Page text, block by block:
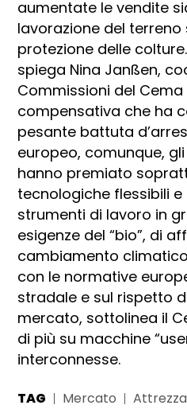
aumentate le vendite
lavorazione del terreno
protezione delle
spiega Nina Janßen,
Commissioni del
compensativa che ha
pesante battuta
europeo, comunque,
hanno premiato
tecnologiche flessibili e
strumenti di lavoro in
esigenze del “bio”, di
cambiamento
con le normative
stradale e sul rispetto
mercato, sottolinea il
di più su macchine
interconnesse.
TAG Mercato